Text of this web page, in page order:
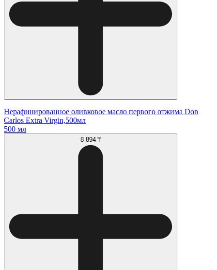
Нерафинированное оливковое масло первого отжима Don
Carlos Extra Virgin,500мл
500 мл
8 894 ₸